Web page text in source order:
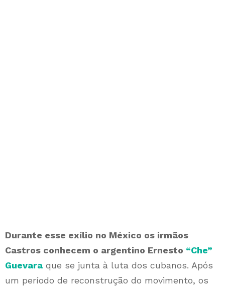
Durante esse exílio no México os irmãos
Castros conhecem o argentino Ernesto “Che”
Guevara que se junta à luta dos cubanos. Após
um período de reconstrução do movimento, os